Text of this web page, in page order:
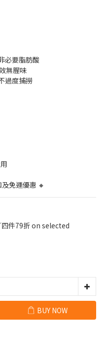
必要脂肪酸
無腥味
過度捕撈
免運優惠 🔸
件79折 on selected
BUY NOW